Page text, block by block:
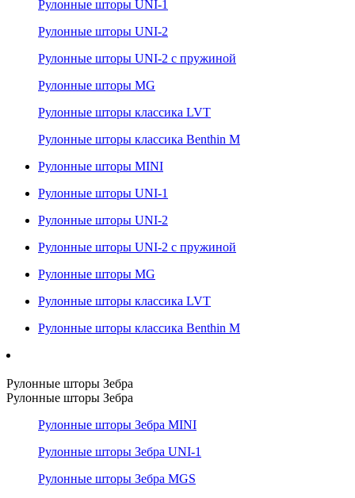
Рулонные шторы UNI-1
Рулонные шторы UNI-2
Рулонные шторы UNI-2 с пружиной
Рулонные шторы MG
Рулонные шторы классика LVT
Рулонные шторы классика Benthin M
Рулонные шторы MINI
Рулонные шторы UNI-1
Рулонные шторы UNI-2
Рулонные шторы UNI-2 с пружиной
Рулонные шторы MG
Рулонные шторы классика LVT
Рулонные шторы классика Benthin M
Рулонные шторы Зебра
Рулонные шторы Зебра
Рулонные шторы Зебра MINI
Рулонные шторы Зебра UNI-1
Рулонные шторы Зебра MGS